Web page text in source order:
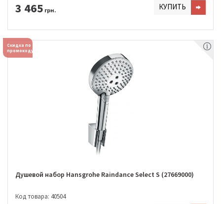
3 465 грн. КУПИТЬ
Скидка по
промокоду
Душевой набор Hansgrohe Raindance Select S (27669000)
Код товара: 40504